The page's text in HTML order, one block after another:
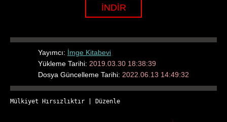
İNDİR
Yayımcı: İmge Kitabevi
Yükleme Tarihi: 2019.03.30 18:38:39
Dosya Güncelleme Tarihi: 2022.06.13 14:49:32
Mülkiyet Hırsızlıktır Düzenle